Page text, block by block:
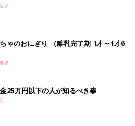
児
ゃのおにぎり （離乳完了期 1才～1才6
児
25万円以下の人が知るべき事
)